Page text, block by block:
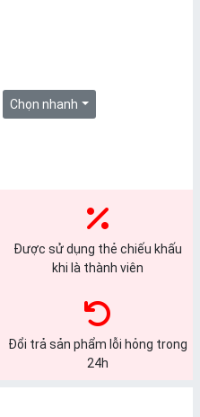
Chọn nhanh
Được sử dụng thẻ chiếu khấu
khi là thành viên
Đổi trả sản phẩm lỗi hỏng trong
24h